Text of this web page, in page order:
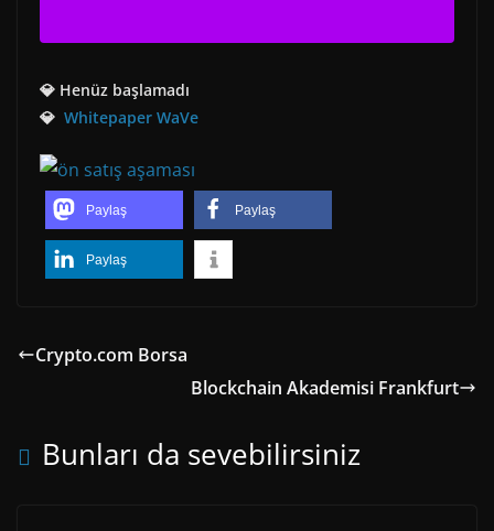
💎 Henüz başlamadı
💎 Whitepaper WaVe
Paylaş Paylaş
Paylaş
Crypto.com Borsa
Blockchain Akademisi Frankfurt
Bunları da sevebilirsiniz